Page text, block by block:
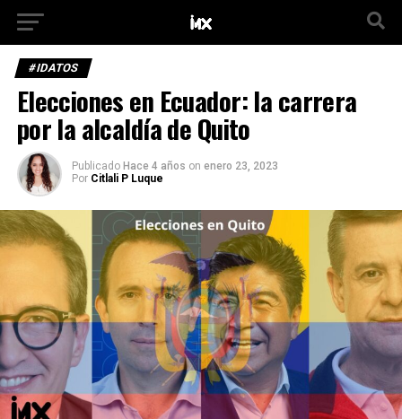
#IDATOS
Elecciones en Ecuador: la carrera
por la alcaldía de Quito
Publicado Hace 4 años on enero 23, 2023
Por Citlali P Luque